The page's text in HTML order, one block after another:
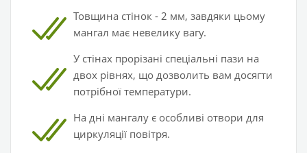
Товщина стінок - 2 мм, завдяки цьому
мангал має невелику вагу.
У стінах прорізані спеціальні пази на
двох рівнях, що дозволить вам досягти
потрібної температури.
На дні мангалу є особливі отвори для
циркуляції повітря.